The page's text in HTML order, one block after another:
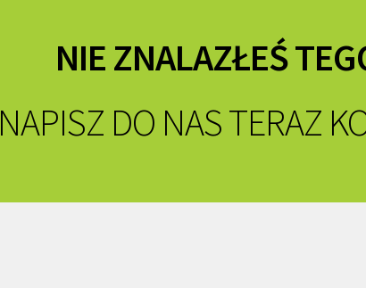
NIE ZNALAZŁEŚ
NAPISZ DO NAS TERAZ